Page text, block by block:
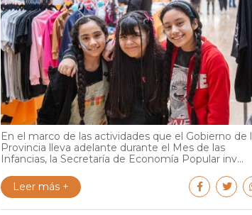
En el marco de las actividades que el Gobierno de
Provincia lleva adelante durante el Mes de las
Infancias, la Secretaría de Economía Popular inv...
Leer más +